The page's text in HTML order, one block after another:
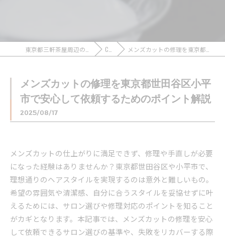
COLUMN メンズカットの修理を東京都世田谷区小平市で安心して依頼するためのポイント解説
メンズカットの修理を東京都世田谷区小平
市で安心して依頼するためのポイント解説
2025/08/17
メンズカットの仕上がりに満足できず、修理や手直しが必要
になった経験はありませんか？東京都世田谷区や小平市で、
理想通りのヘアスタイルを実現するのは意外と難しいもの。
希望の雰囲気や清潔感、自分に合うスタイルを妥協せずに叶
えるためには、サロン選びや修理対応のポイントを知ること
がカギとなります。本記事では、メンズカットの修理を安心
して依頼できるサロン選びの基準や、失敗をリカバーする際